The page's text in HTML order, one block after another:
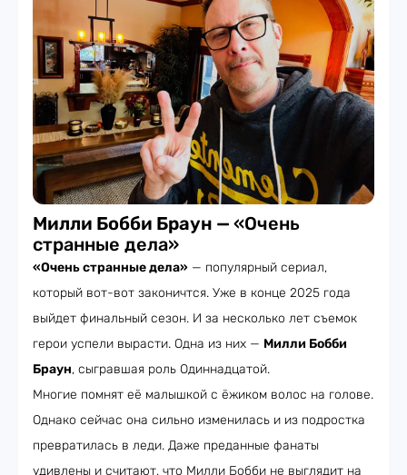
Милли Бобби Браун — «Очень
странные дела»
«Очень странные дела» — популярный сериал,
который вот-вот законичтся. Уже в конце 2025 года
выйдет финальный сезон. И за несколько лет съемок
герои успели вырасти. Одна из них — Милли Бобби
Браун, сыгравшая роль Одиннадцатой.
Многие помнят её малышкой с ёжиком волос на голове.
Однако сейчас она сильно изменилась и из подростка
превратилась в леди. Даже преданные фанаты
удивлены и считают, что Милли Бобби не выглядит на